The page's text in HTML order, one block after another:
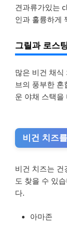
견과류가있는
인과 훌륭하게
그릴과 로스팅
많은 비건 채식
브의 풍부한
운 야채 스택을
비건 치즈
비건 치즈는 건
도 찾을 수 있
다.
아마존